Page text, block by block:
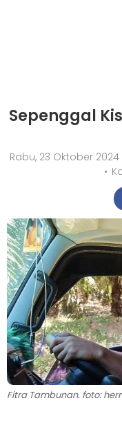
Sepenggal
Rabu, 23 Oktober 2024
•
Fitra Tambunan. foto: